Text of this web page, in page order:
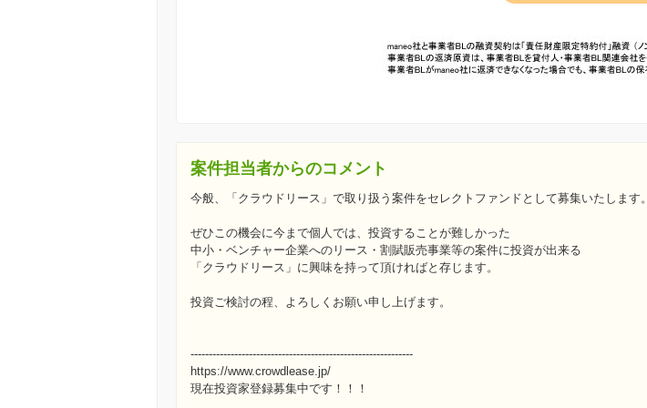
案件担当者からのコメント
今般、「クラウドリース」で取り扱う案件をセレクトファンドとして募集いたします。
ぜひこの機会に今まで個人では、投資することが難しかった
中小・ベンチャー企業へのリース・割賦販売事業等の案件に投資が出来る
「クラウドリース」に興味を持って頂ければと存じます。
投資ご検討の程、よろしくお願い申し上げます。
-------------------------------------------------------------
https://www.crowdlease.jp/
現在投資家登録募集中です！！！